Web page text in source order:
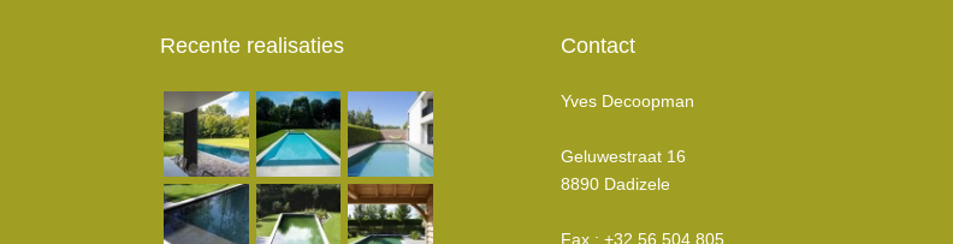
Recente realisaties Contact
Yves Decoopman
Geluwestraat 16
8890 Dadizele
Fax : +32 56 504 805